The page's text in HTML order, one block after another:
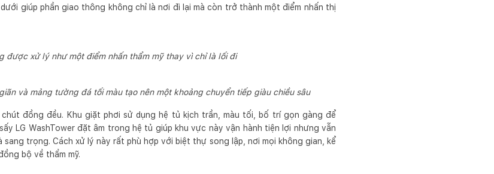
giúp phần giao thông không chỉ là nơi đi lại mà còn trở thành một điểm nhấn thị
được xử lý như một điểm nhấn thẩm mỹ thay vì chỉ là lối đi
và mảng tường đá tối màu tạo nên một khoảng chuyển tiếp giàu chiều sâu
đồng đều. Khu giặt phơi sử dụng hệ tủ kịch trần, màu tối, bố trí gọn gàng để
LG WashTower đặt âm trong hệ tủ giúp khu vực này vận hành tiện lợi nhưng vẫn
trọng. Cách xử lý này rất phù hợp với biệt thự song lập, nơi mọi không gian, kể
bộ về thẩm mỹ.